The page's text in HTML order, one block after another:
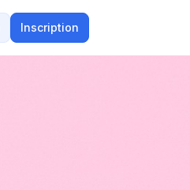
Inscription